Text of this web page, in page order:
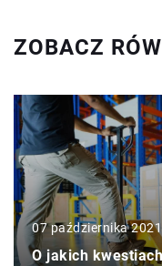
ZOBACZ
07 października 2021
O jakich